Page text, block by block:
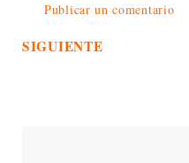
Publicar un comentario
SIGUIENTE